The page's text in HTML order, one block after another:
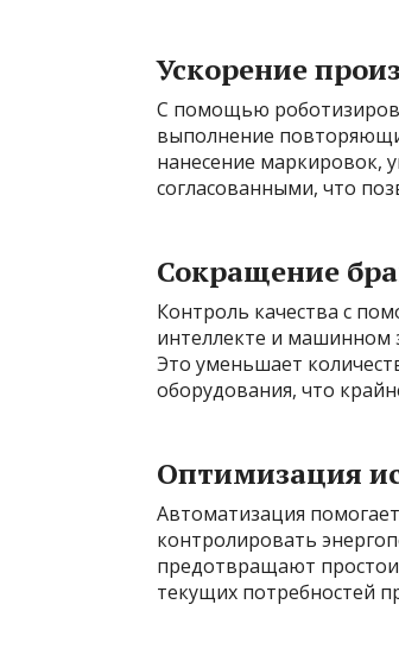
Ускорение
С помощью
выполнение
нанесение маркировок,
согласованными, что
Сокращение
Контроль качества с
интеллекте и машинном
Это уменьшает
оборудования, что
Оптимизация
Автоматизация
контролировать
предотвращают простои
текущих потребностей